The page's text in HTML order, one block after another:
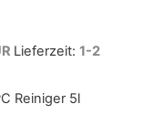
Lieferzeit: 1-2
Reiniger 5l